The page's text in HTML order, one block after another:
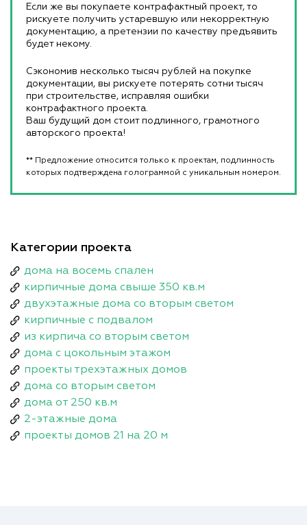
Если же вы покупаете контрафактный проект, то
рискуете получить устаревшую или некорректную
документацию, а претензии по качеству предъявить
будет некому.
Сэкономив несколько тысяч рублей на покупке
документации, вы рискуете потерять сотни тысяч
при строительстве, исправляя ошибки
контрафактного проекта.
Ваш будущий дом стоит подлинного, грамотного
авторского проекта!
** Предложение относится только к проектам, подлинность
которых подтверждена голограммой с уникальным номером.
Категории проекта
дома на восемь спален
кирпичные дома свыше 350 кв.м
двухэтажные дома со вторым светом
кирпичные с подвалом
из кирпича со вторым светом
дома с цокольным этажом
проекты трехэтажных домов
дома со вторым светом
дома от 250 кв.м
2-этажные дома
проекты домов 21 на 20 м